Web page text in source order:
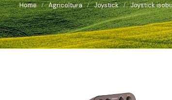
Home Agricoltura Joystick Joystick